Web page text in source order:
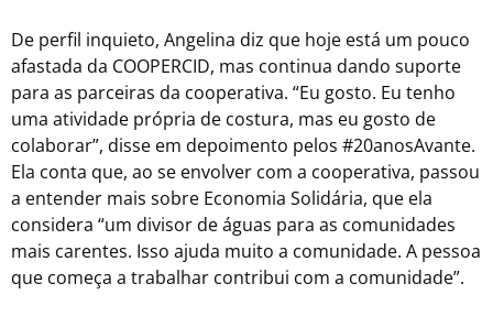
De perfil inquieto, Angelina diz que hoje está um pouco
afastada da COOPERCID, mas continua dando suporte
para as parceiras da cooperativa. “Eu gosto. Eu tenho
uma atividade própria de costura, mas eu gosto de
colaborar”, disse em depoimento pelos #20anosAvante.
Ela conta que, ao se envolver com a cooperativa, passou
a entender mais sobre Economia Solidária, que ela
considera “um divisor de águas para as comunidades
mais carentes. Isso ajuda muito a comunidade. A pessoa
que começa a trabalhar contribui com a comunidade”.